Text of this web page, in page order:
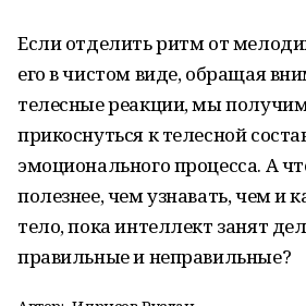
Если отделить ритм от
его в чистом виде, обращая
телесные реакции, мы
прикоснуться к телесной
эмоционального процесса. А
полезнее, чем узнавать, чем и
тело, пока интеллект занят
правильные и неправильные?